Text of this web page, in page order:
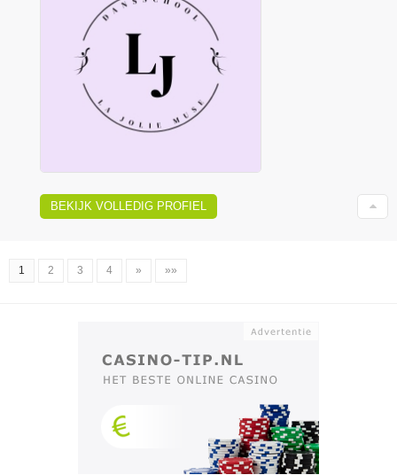
BEKIJK VOLLEDIG PROFIEL
1 2 3 4 » »»